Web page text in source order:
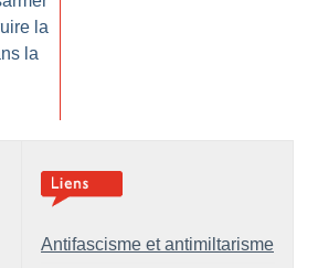
la
la
Antifascisme et antimiltarisme